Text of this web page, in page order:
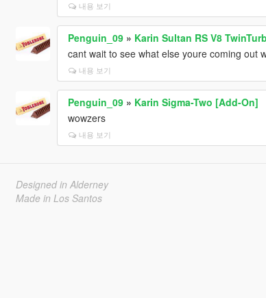
내용 보기
Penguin_09» Karin Sultan RS V8
cant wait to see what else youre coming out
내용 보기
Penguin_09» Karin Sigma-Two [Add-On]
wowzers
내용 보기
Designed in Alderney
Made in Los Santos